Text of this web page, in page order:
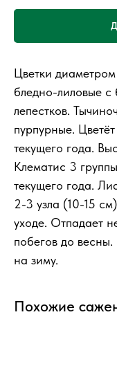
Цветки
бледно-лиловые с
лепестков.
пурпурные.
текущего года.
Клематис 3
текущего года.
2-3 узла (10-15
уходе. Отпадает
побегов до весны.
на зиму.
Похожие